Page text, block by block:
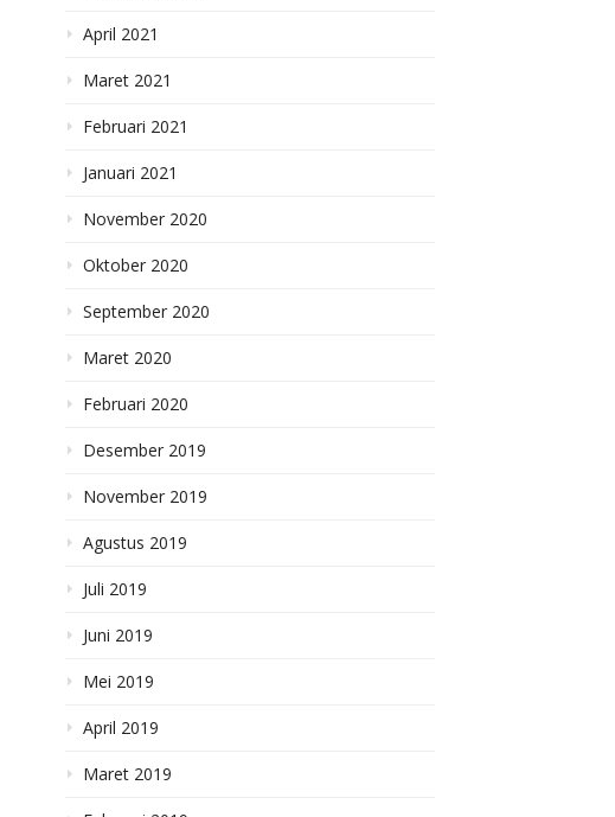
April 2021
Maret 2021
Februari 2021
Januari 2021
November 2020
Oktober 2020
September 2020
Maret 2020
Februari 2020
Desember 2019
November 2019
Agustus 2019
Juli 2019
Juni 2019
Mei 2019
April 2019
Maret 2019